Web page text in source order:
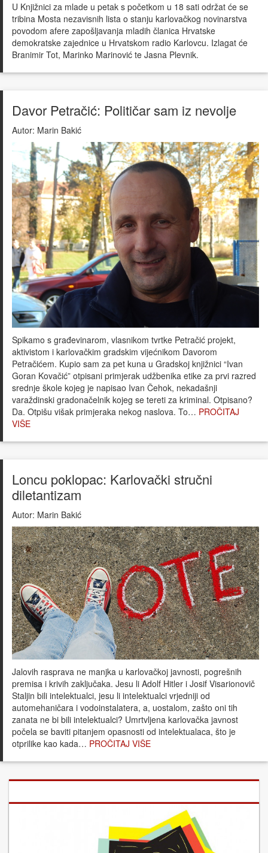
U Knjižnici za mlade u petak s početkom u 18 sati održat će se
tribina Mosta nezavisnih lista o stanju karlovačkog novinarstva
povodom afere zapošljavanja mladih članica Hrvatske
demokratske zajednice u Hrvatskom radio Karlovcu. Izlagat će
Branimir Tot, Marinko Marinović te Jasna Plevnik.
Davor Petračić: Političar sam iz nevolje
Autor: Marin Bakić
Spikamo s građevinarom, vlasnikom tvrtke Petračić projekt,
aktivistom i karlovačkim gradskim vijećnikom Davorom
Petračićem. Kupio sam za pet kuna u Gradskoj knjižnici “Ivan
Goran Kovačić” otpisani primjerak udžbenika etike za prvi razred
srednje škole kojeg je napisao Ivan Čehok, nekadašnji
varaždinski gradonačelnik kojeg se tereti za kriminal. Otpisano?
Da. Otpišu višak primjeraka nekog naslova. To… PROČITAJ
VIŠE
Loncu poklopac: Karlovački stručni
diletantizam
Autor: Marin Bakić
Jalovih rasprava ne manjka u karlovačkoj javnosti, pogrešnih
premisa i krivih zaključaka. Jesu li Adolf Hitler i Josif Visarionovič
Staljin bili intelektualci, jesu li intelektualci vrjedniji od
automehaničara i vodoinstalatera, a, uostalom, zašto oni tih
zanata ne bi bili intelektualci? Umrtvljena karlovačka javnost
počela se baviti pitanjem opasnosti od intelektualaca, što je
otprilike kao kada… PROČITAJ VIŠE